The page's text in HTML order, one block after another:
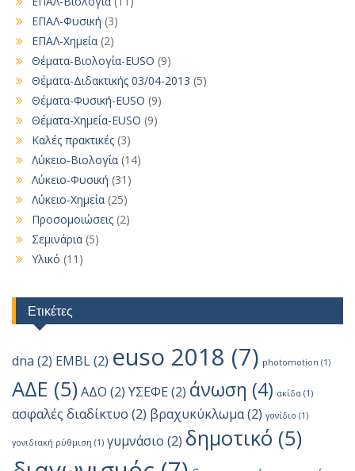
ΕΠΑΛ-Φυσική (3)
ΕΠΑΛ-Χημεία (2)
Θέματα-Βιολογία-EUSO (9)
Θέματα-Διδακτικής 03/04-2013 (5)
Θέματα-Φυσική-EUSO (9)
Θέματα-Χημεία-EUSO (9)
Καλές πρακτικές (3)
Λύκειο-Βιολογία (14)
Λύκειο-Φυσική (31)
Λύκειο-Χημεία (25)
Προσομοιώσεις (2)
Σεμινάρια (5)
Υλικό (11)
Ετικέτες
dna (2) EMBL(2) euso 2018 (7) photomotion (1)
ΑΔΕ (5)ΑΔΟ (2) ΥΣΕΦΕ(2) άνωση (4) ακίδα (1)
ασφαλές διαδίκτυο (2) βραχυκύκλωμα(2) γονίδιο (1)
γονιδιακή ρύθμιση (1) γυμνάσιο (2) δημοτικό (5)